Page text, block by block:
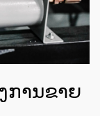
ານຂາຍ